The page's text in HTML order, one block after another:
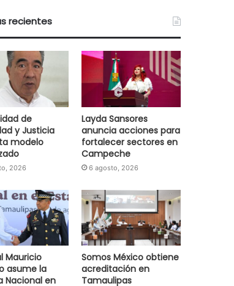
recientes
de
y Justicia
modelo
2026
Layda Sansores
anuncia acciones para
fortalecer sectores en
Campeche
6 agosto, 2026
Mauricio
asume la
Nacional en
Somos México obtiene
acreditación en
Tamaulipas